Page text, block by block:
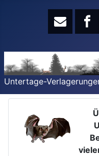
Untertage-